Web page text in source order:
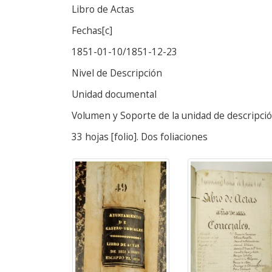
Libro de Actas
Fechas[c]
1851-01-10/1851-12-23
Nivel de Descripción
Unidad documental
Volumen y Soporte de la unidad de
33 hojas [folio]. Dos foliaciones